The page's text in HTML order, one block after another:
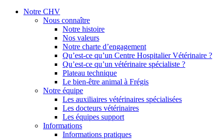
Notre CHV
Nous connaître
Notre histoire
Nos valeurs
Notre charte d’engagement
Qu’est-ce qu’un Centre Hospitalier Vétérinaire ?
Qu’est-ce qu’un vétérinaire spécialiste ?
Plateau technique
Le bien-être animal à Frégis
Notre équipe
Les auxiliaires vétérinaires spécialisées
Les docteurs vétérinaires
Les équipes support
Informations
Informations pratiques